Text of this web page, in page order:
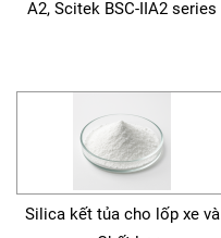
A2, Scitek BSC-IIA2 series
Silica kết tủa cho lốp xe và